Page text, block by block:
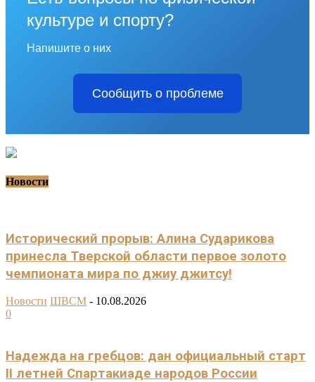
культуре и спорту?
Напишите о них
Сообщить о проблеме
Новости
Исторический прорыв: Алина Сударикова
принесла Тверской области первое золото
чемпионата мира по джиу джитсу!
Новости ШВСМ - 10.08.2026
0
Надежда на гребцов: дан официальный старт
II летней Спартакиаде народов России